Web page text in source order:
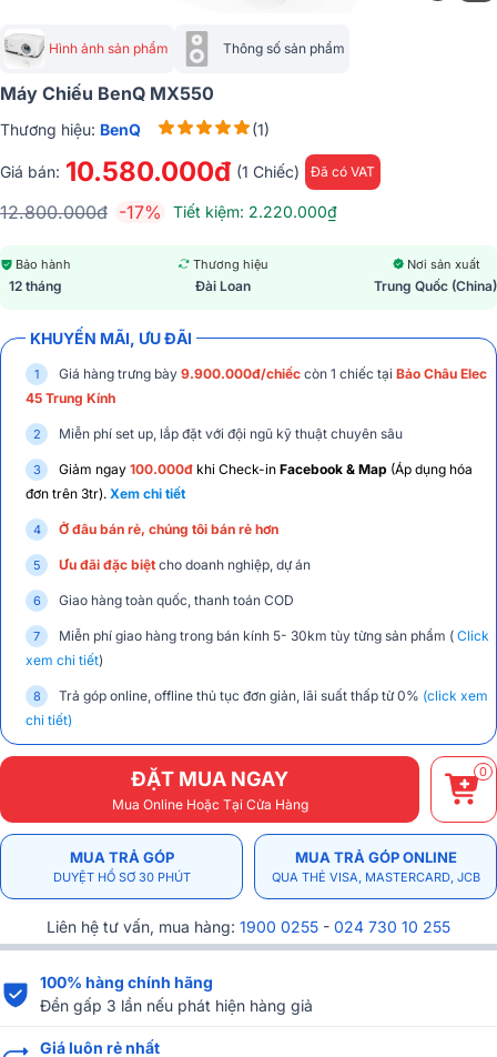
Hình ảnh sản phẩm Thông số sản phẩm
Máy Chiếu BenQ MX550
Thương hiệu: BenQ (1)
Giá bán: 10.580.000đ (1 Chiếc) Đã có VAT
12.800.000đ -17% Tiết kiệm: 2.220.000₫
Bảo hành
12 tháng
Thương hiệu
Đài Loan
Nơi sản xuất
Trung Quốc (China)
KHUYẾN MÃI, ƯU ĐÃI
Giá hàng trưng bày 9.900.000đ/chiếc còn 1 chiếc tại Bảo Châu Elec
45 Trung Kính
Miễn phí set up, lắp đặt với đội ngũ kỹ thuật chuyên sâu
Giảm ngay 100.000đ khi Check-in Facebook & Map (Áp dụng hóa
đơn trên 3tr). Xem chi tiết
Ở đâu bán rẻ, chúng tôi bán rẻ hơn
Ưu đãi đặc biệt cho doanh nghiệp, dự án
Giao hàng toàn quốc, thanh toán COD
Miễn phí giao hàng trong bán kính 5- 30km tùy từng sản phẩm ( Click
xem chi tiết)
Trả góp online, offline thủ tục đơn giản, lãi suất thấp từ 0% (click xem
chi tiết)
ĐẶT MUA NGAY
Mua Online Hoặc Tại Cửa Hàng
0
MUA TRẢ GÓP
DUYỆT HỒ SƠ 30 PHÚT
MUA TRẢ GÓP ONLINE
QUA THẺ VISA, MASTERCARD, JCB
Liên hệ tư vấn, mua hàng: 1900 0255 - 024 730 10 255
100% hàng chính hãng
Đền gấp 3 lần nếu phát hiện hàng giả
Giá luôn rẻ nhất